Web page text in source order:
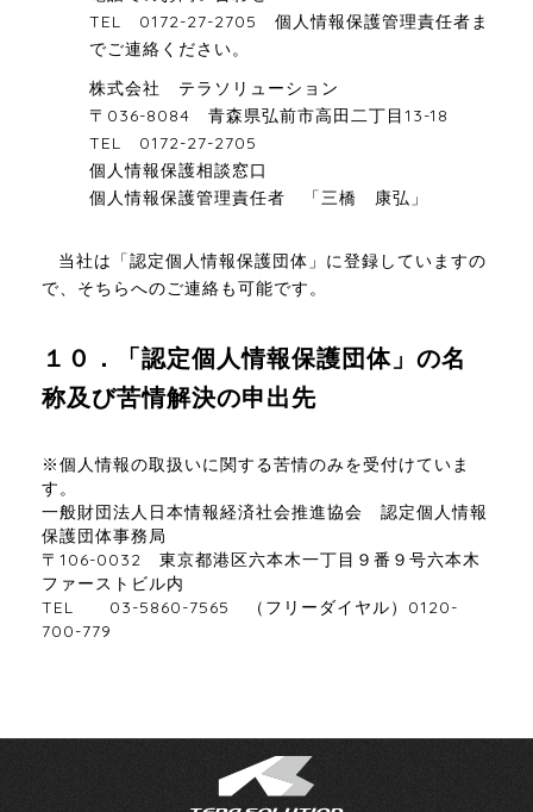
TEL 0172-27-2705 個人情報保護管理責任者ま
でご連絡ください。
株式会社 テラソリューション
〒036-8084 青森県弘前市高田二丁目13-18
TEL 0172-27-2705
個人情報保護相談窓口
個人情報保護管理責任者 「三橋 康弘」
当社は「認定個人情報保護団体」に登録していますの
で、そちらへのご連絡も可能です。
１０．「認定個人情報保護団体」の名
称及び苦情解決の申出先
※個人情報の取扱いに関する苦情のみを受付けていま
す。
一般財団法人日本情報経済社会推進協会 認定個人情報
保護団体事務局
〒106-0032 東京都港区六本木一丁目９番９号六本木
ファーストビル内
TEL 03-5860-7565 （フリーダイヤル）0120-
700-779